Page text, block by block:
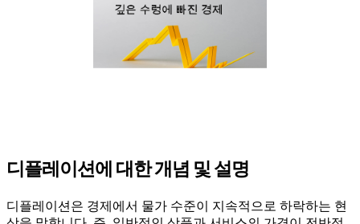
디플레이션에 대한 개념 및 설명
디플레이션은 경제에서 물가 수준이 지속적으로 하락하는 현